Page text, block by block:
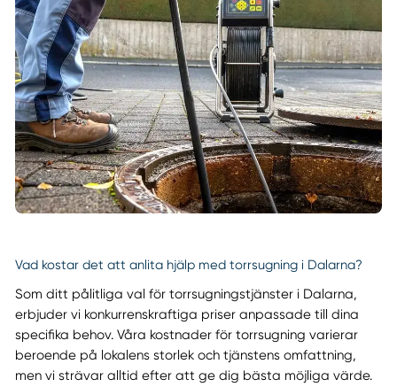
Vad kostar det att anlita hjälp med torrsugning i Dalarna?
Som ditt pålitliga val för torrsugningstjänster i Dalarna,
erbjuder vi konkurrenskraftiga priser anpassade till dina
specifika behov. Våra kostnader för torrsugning varierar
beroende på lokalens storlek och tjänstens omfattning,
men vi strävar alltid efter att ge dig bästa möjliga värde.